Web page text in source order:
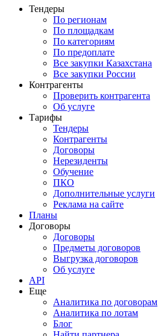
Тендеры
По регионам
По площадкам
По категориям
По предоплате
Все закупки Казахстана
Все закупки России
Контрагенты
Проверить контрагента
Об услуге
Тарифы
Тендеры
Контрагенты
Договоры
Нерезиденты
Обучение
ПКО
Дополнительные услуги
Реклама на сайте
Планы
Договоры
Договоры
Предметы договоров
Выгрузка договоров
Об услуге
API
Еще
Аналитика по договорам
Аналитика по лотам
Блог